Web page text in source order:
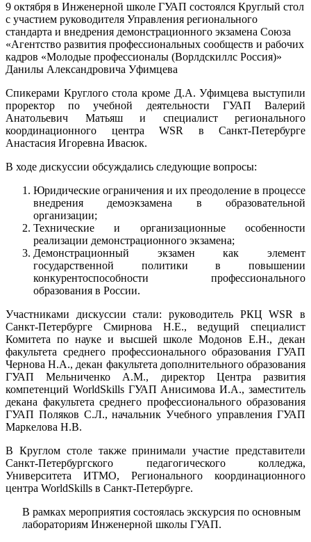
9 октября в Инженерной школе ГУАП состоялся Круглый стол
с участием руководителя Управления регионального
стандарта и внедрения демонстрационного экзамена Союза
«Агентство развития профессиональных сообществ и рабочих
кадров «Молодые профессионалы (Ворлдскиллс Россия)»
Данилы Александровича Уфимцева
Спикерами Круглого стола кроме Д.А. Уфимцева выступили
проректор по учебной деятельности ГУАП Валерий
Анатольевич Матьяш и специалист регионального
координационного центра WSR в Санкт-Петербурге
Анастасия Игоревна Ивасюк.
В ходе дискуссии обсуждались следующие вопросы:
Юридические ограничения и их преодоление в процессе
внедрения демоэкзамена в образовательной
организации;
Технические и организационные особенности
реализации демонстрационного экзамена;
Демонстрационный экзамен как элемент
государственной политики в повышении
конкурентоспособности профессионального
образования в России.
Участниками дискуссии стали: руководитель РКЦ WSR в
Санкт-Петербурге Смирнова Н.Е., ведущий специалист
Комитета по науке и высшей школе Модонов Е.Н., декан
факультета среднего профессионального образования ГУАП
Чернова Н.А., декан факультета дополнительного образования
ГУАП Мельниченко А.М., директор Центра развития
компетенций WorldSkills ГУАП Анисимова И.А., заместитель
декана факультета среднего профессионального образования
ГУАП Поляков С.Л., начальник Учебного управления ГУАП
Маркелова Н.В.
В Круглом столе также принимали участие представители
Санкт-Петербургского педагогического колледжа,
Университета ИТМО, Регионального координационного
центра WorldSkills в Санкт-Петербурге.
В рамках мероприятия состоялась экскурсия по основным
лабораториям Инженерной школы ГУАП.